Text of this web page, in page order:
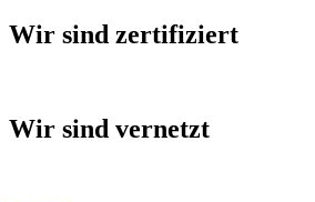
Wir sind zertifiziert
Wir sind vernetzt